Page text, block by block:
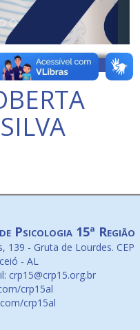
Psicologia 15ª Região
139 - Gruta de Lourdes. CEP
- AL
crp15@crp15.org.br
crp15al
crp15al